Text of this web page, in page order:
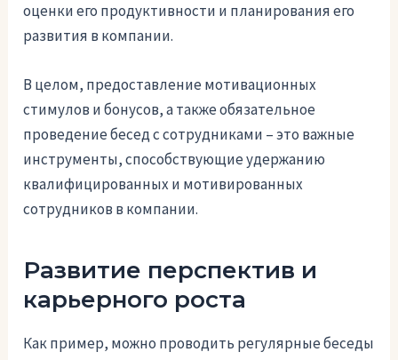
оценки его продуктивности и планирования его
развития в компании.
В целом, предоставление мотивационных
стимулов и бонусов, а также обязательное
проведение бесед с сотрудниками – это важные
инструменты, способствующие удержанию
квалифицированных и мотивированных
сотрудников в компании.
Развитие перспектив и
карьерного роста
Как пример, можно проводить регулярные беседы